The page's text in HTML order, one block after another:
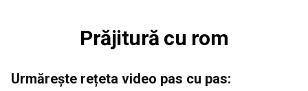
Prăjitură cu rom
Urmărește rețeta video pas cu pas: